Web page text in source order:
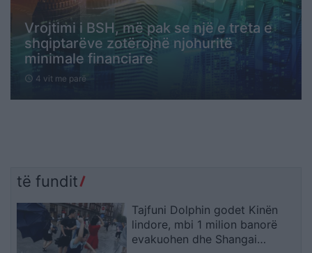
Vrojtimi i BSH, më pak se një e treta e
shqiptarëve zotërojnë njohuritë
minimale financiare
schedule 4 vit me parë
të fundit
Tajfuni Dolphin godet Kinën
lindore, mbi 1 milion banorë
evakuohen dhe Shangai